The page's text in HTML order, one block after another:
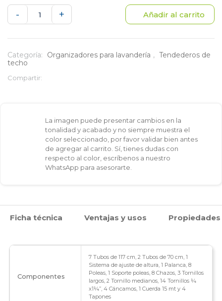
-
Tendedero
Techo
Diseño
Suspendido
30
cantidad
+ Añadir al carrito
Categoría: Organizadores para lavandería , Tendederos de
techo
Compartir:
La imagen puede presentar cambios en la
tonalidad y acabado y no siempre muestra el
color seleccionado, por favor validar bien antes
de agregar al carrito. Sí, tienes dudas con
respecto al color, escríbenos a nuestro
WhatsApp para asesorarte.
Ficha técnica Ventajas y usos Propiedades
Componentes
7 Tubos de 117 cm, 2 Tubos de 70 cm, 1
Sistema de ajuste de altura, 1 Palanca, 8
Poleas, 1 Soporte poleas, 8 Chazos, 3 Tornillos
largos, 2 Tornillo medianos, 14 Tornillos ¼
x1¼”, 4 Cáncamos, 1 Cuerda 15 mt y 4
Tapones